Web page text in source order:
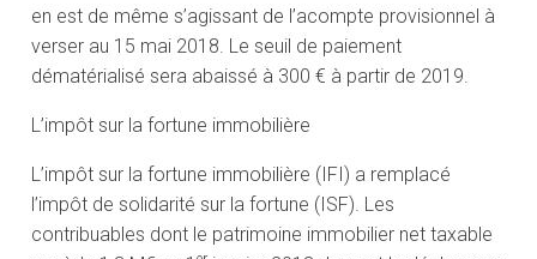
en est de même s’agissant de l’acompte provisionnel à
verser au 15 mai 2018. Le seuil de paiement
dématérialisé sera abaissé à 300 € à partir de 2019.
L’impôt sur la fortune immobilière
L’impôt sur la fortune immobilière (IFI) a remplacé
l’impôt de solidarité sur la fortune (ISF). Les
contribuables dont le patrimoine immobilier net taxable